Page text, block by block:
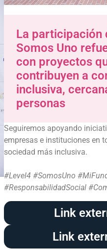
La participación
Somos Uno
con proyectos
contribuyen a
inclusiva,
personas
Seguiremos apoyando
empresas e instituciones en
sociedad más inclusiva.
#Level4 #SomosUno
#ResponsabilidadSocial
Link
Link